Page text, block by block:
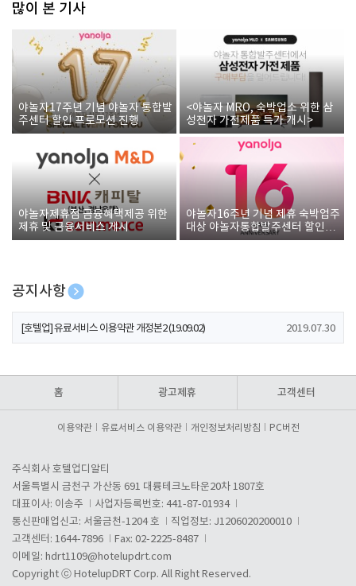
많이 본 기사
야놀자17주년 기념 야놀자 통합발
주센터 할인 프로모션 진행
<야놀자 MRO, 숙박업소 위한 삼
성전자 가전제품 특가 개시>
야놀자제휴점 금융혜택제공 위한
제휴 및 금융서비스 게시
야놀자16주년 기념 제휴 숙박업주
대상 야놀자통합발주센터 할인쿠
폰 증정
공지사항
[호텔업] 개인정보 처리방침 개정본1 (19.09.02)
[호텔업] 유료서비스 이용약관 개정본2 (19.09.02) 2019.07.30
홈 광고제휴 고객센터
이용약관 유료서비스 이용약관 개인정보처리방침 PC버전
주식회사 호텔업디알티
서울특별시 금천구 가산동 691 대륭테크노타운20차 1807호
대표이사: 이송주
사업자등록번호: 441-87-01934
통신판매업신고: 서울금천-1204 호
직업정보: J1206020200010
고객센터: 1644-7896
Fax: 02-2225-8487
이메일: hdrt1109@hotelupdrt.com
Copyright ⓒ HotelupDRT Corp. All Right Reserved.